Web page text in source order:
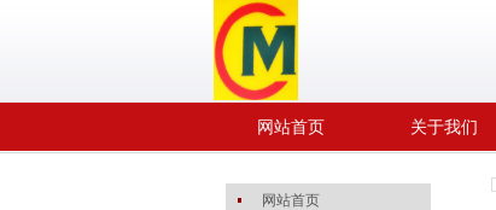
网站首页 关于我们
网站首页